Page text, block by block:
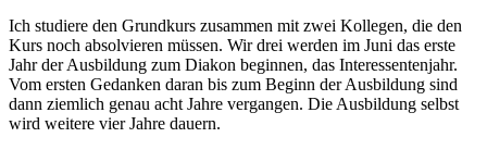
Ich studiere den Grundkurs zusammen mit zwei Kollegen, die den
Kurs noch absolvieren müssen. Wir drei werden im Juni das erste
Jahr der Ausbildung zum Diakon beginnen, das Interessentenjahr.
Vom ersten Gedanken daran bis zum Beginn der Ausbildung sind
dann ziemlich genau acht Jahre vergangen. Die Ausbildung selbst
wird weitere vier Jahre dauern.